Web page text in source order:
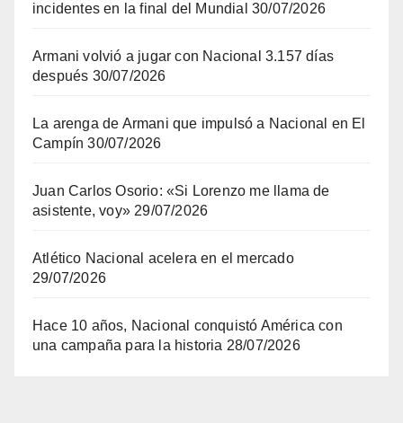
incidentes en la final del Mundial 30/07/2026
Armani volvió a jugar con Nacional 3.157 días
después 30/07/2026
La arenga de Armani que impulsó a Nacional en El
Campín 30/07/2026
Juan Carlos Osorio: «Si Lorenzo me llama de
asistente, voy» 29/07/2026
Atlético Nacional acelera en el mercado
29/07/2026
Hace 10 años, Nacional conquistó América con
una campaña para la historia 28/07/2026